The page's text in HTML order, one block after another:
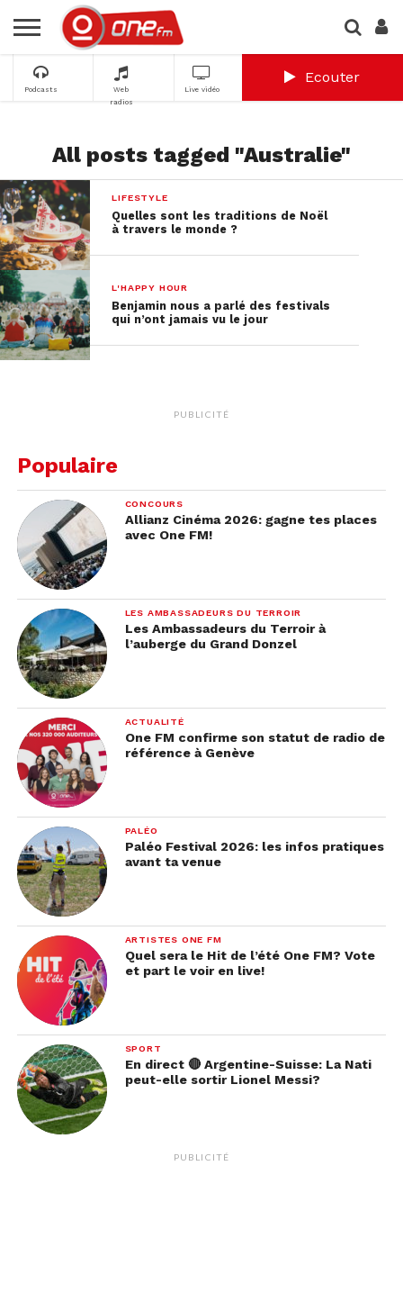
Podcasts
Web
radios
Live vidéo
Ecouter
All posts tagged "Australie"
LIFESTYLE
Quelles sont les traditions de Noël
à travers le monde ?
L'HAPPY HOUR
Benjamin nous a parlé des festivals
qui n’ont jamais vu le jour
PUBLICITÉ
Populaire
CONCOURS
Allianz Cinéma 2026: gagne tes places
avec One FM!
LES AMBASSADEURS DU TERROIR
Les Ambassadeurs du Terroir à
l’auberge du Grand Donzel
ACTUALITÉ
One FM confirme son statut de radio de
référence à Genève
PALÉO
Paléo Festival 2026: les infos pratiques
avant ta venue
ARTISTES ONE FM
Quel sera le Hit de l’été One FM? Vote
et part le voir en live!
SPORT
En direct 🔴 Argentine-Suisse: La Nati
peut-elle sortir Lionel Messi?
PUBLICITÉ